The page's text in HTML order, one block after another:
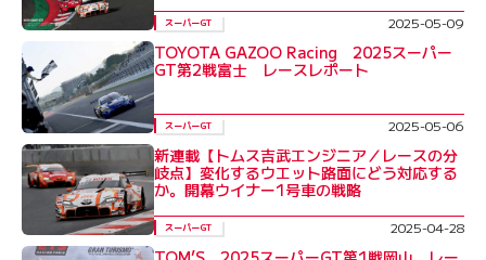
スーパーGT 2025-05-09
TOYOTA GAZOO Racing 2025スーパー
GT第2戦富士 レースレポート
スーパーGT 2025-05-06
新連載【トムス吉武エンジニア／レースの分
岐点】変化するウエット路面にどう対応する
か。開幕ウイナー1号車の戦略
スーパーGT 2025-04-28